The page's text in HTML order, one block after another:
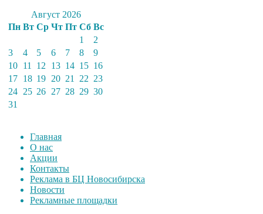
Август 2026
Пн Вт Ср Чт Пт Сб Вс
1
2
3
4 5 6 7 8
9
10 11 12 13 14 15 16
17 18 19 20 21 22 23
24 25 26 27 28 29 30
31
Главная
О нас
Акции
Контакты
Реклама в БЦ Новосибирска
Новости
Рекламные площадки